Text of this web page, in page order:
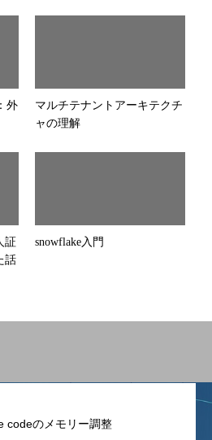
外
マルチテナントアーキテクチ
ャの理解
証
話
snowflake入門
codeのメモリー調整